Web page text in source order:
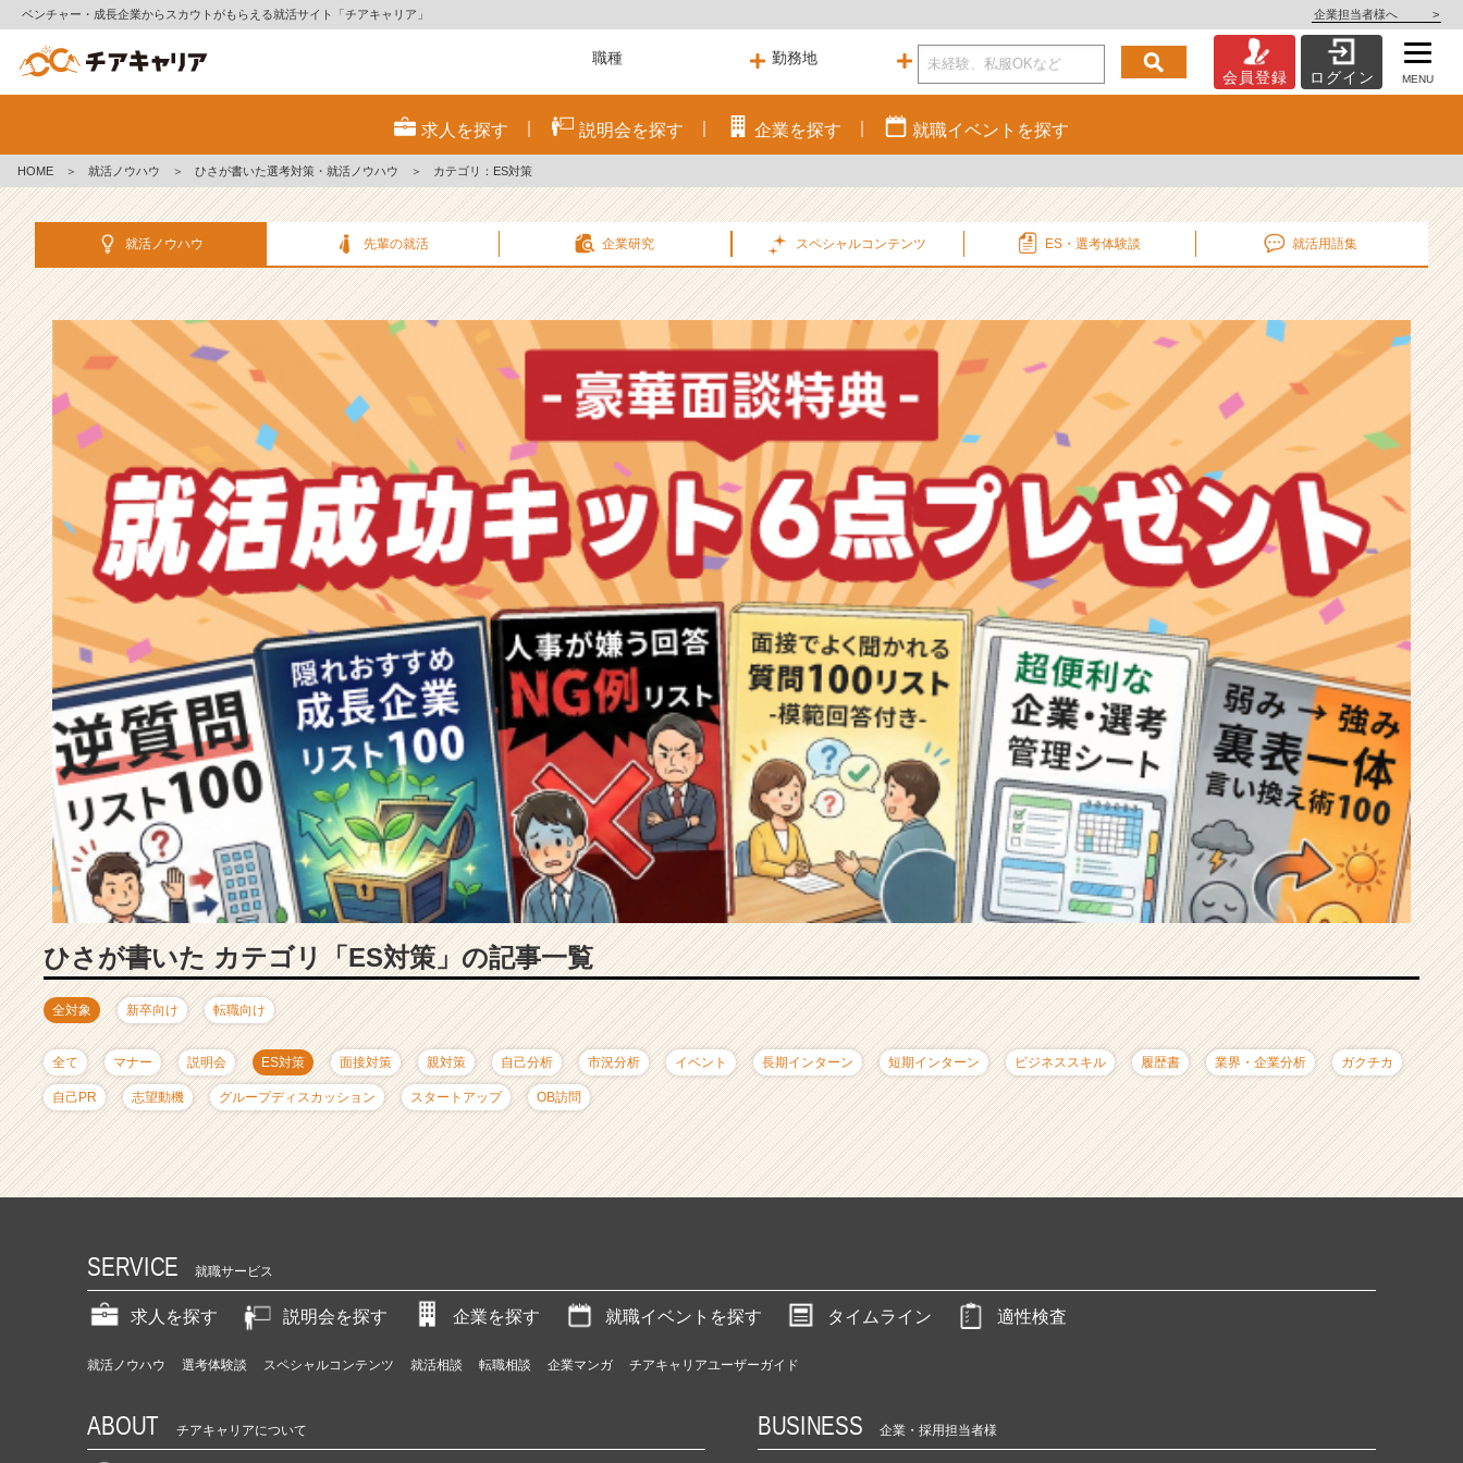
ベンチャー・成長企業からスカウトがもらえる就活サイト「チアキャリア」 企業担当者様へ >
策・
就
ノ
ハ
記
事
|
ベ
ン
チ
ー・
成
長
企
業
か
ら
カ
ウ
ト
が
届
く
就
サ
イ
ト
チ
キ
ャ
リ
ア
（C
h
e
e
r）
会員登録 ログイン MENU
求人を探す 説明会を探す 企業を探す 就職イベント を探す
HOME ＞ 就活ノウハウ ＞ ひさが書いた選考対策・就活ノウハウ ＞ カテゴリ：ES対策
就活ノウハウ 先輩の就活 企業研究 スペシャルコンテンツ ES・選考体験談 就活用語集
ひさが書いた カテゴリ「ES対策」の記事一覧
全対象 新卒向け 転職向け
全て マナー 説明会 ES対策 面接対策 親対策 自己分析 市況分析 イベント 長期インターン 短期インターン ビジネススキル 履歴書 業界・企業分析 ガクチカ
自己PR 志望動機 グループディスカッション スタートアップ OB訪問
SERVICE 就職サービス
求人を探す 説明会を探す 企業を探す 就職イベントを探す タイムライン 適性検査
就活ノウハウ 選考体験談 スペシャルコンテンツ 就活相談 転職相談 企業マンガ チアキャリアユーザーガイド
ABOUT チアキャリアについて BUSINESS 企業・採用担当者様